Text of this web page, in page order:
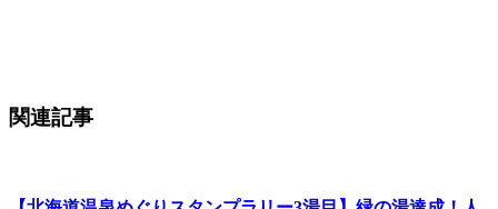
関連記事